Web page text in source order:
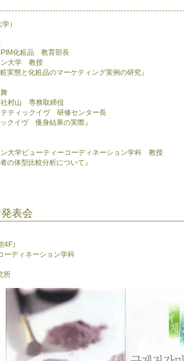
）
PIM化粧品 教育部長
ン大学 教授
態と化粧品のマーケティング実例の研究』
社村山 専務取締役
ティックイヴ 研修センター長
イヴ 痩身結果の実際』
大学ビューティーコーディネーション学科 教授
体型比較分析について』
表会
）
ディネーション学科